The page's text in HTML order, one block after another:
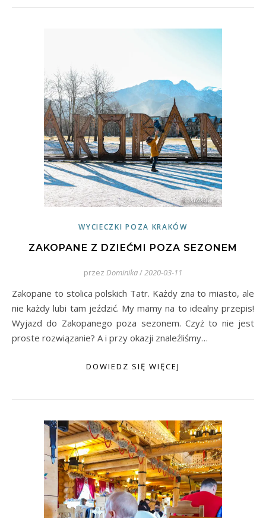
WYCIECZKI POZA KRAKÓW
ZAKOPANE Z DZIEĆMI POZA SEZONEM
przez Dominika/2020-03-11
Zakopane to stolica polskich Tatr. Każdy zna to miasto, ale
nie każdy lubi tam jeździć. My mamy na to idealny przepis!
Wyjazd do Zakopanego poza sezonem. Czyż to nie jest
proste rozwiązanie? A i przy okazji znaleźliśmy…
DOWIEDZ SIĘ WIĘCEJ